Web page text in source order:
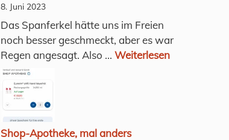
8. Juni 2023
Das Spanferkel hätte uns im Freien
noch besser geschmeckt, aber es war
Regen angesagt. Also ... Weiterlesen
Shop-Apotheke, mal anders